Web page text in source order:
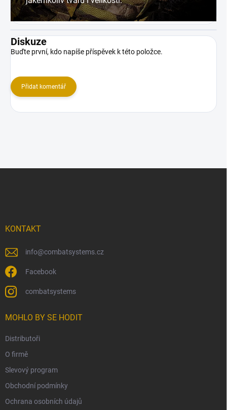
Diskuze
Buďte první, kdo napíše příspěvek k této položce.
Přidat komentář
KONTAKT
info@combatsystems.cz
Facebook
combatsystems
MOHLO BY SE HODIT
Distributoři
O firmě
Slevový program
Obchodní podmínky
Ochrana osobních údajů